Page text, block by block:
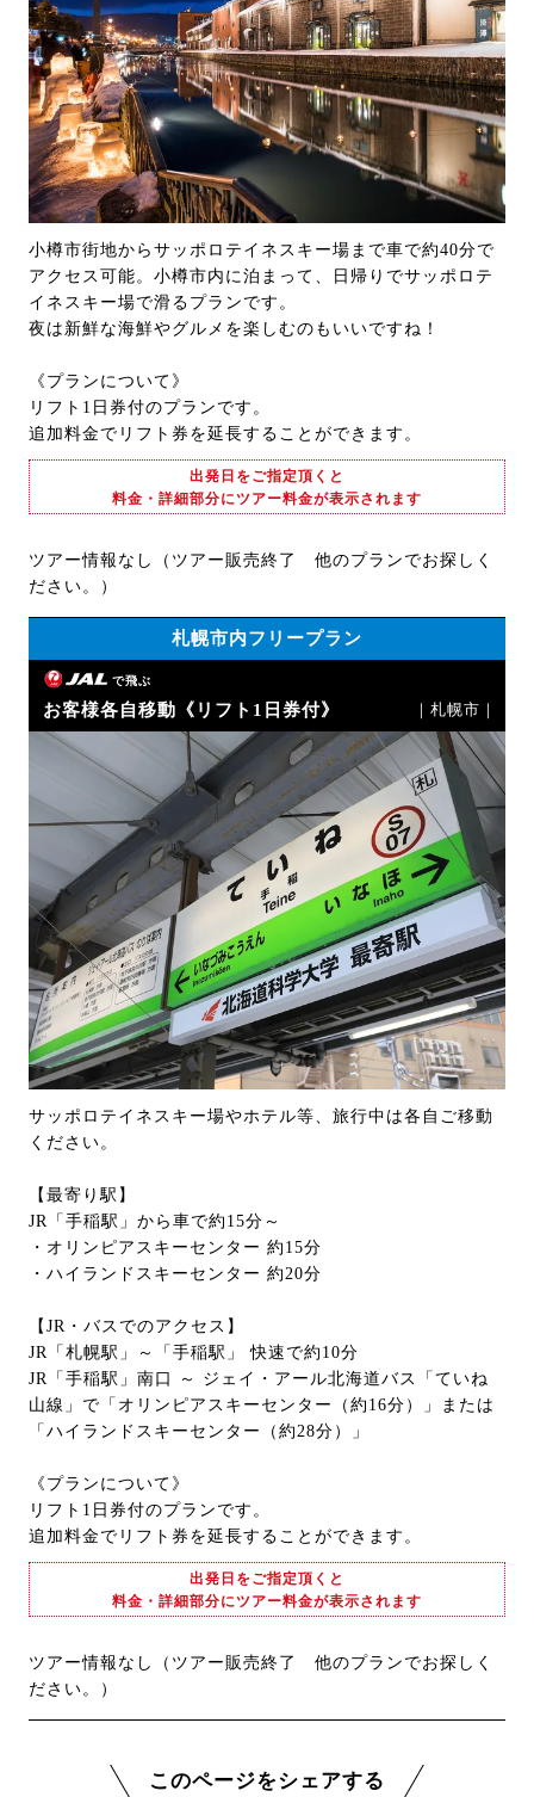
小樽市街地からサッポロテイネスキー場まで車で約40分で
アクセス可能。小樽市内に泊まって、日帰りでサッポロテ
イネスキー場で滑るプランです。
夜は新鮮な海鮮やグルメを楽しむのもいいですね！
《プランについて》
リフト1日券付のプランです。
追加料金でリフト券を延長することができます。
出発日をご指定頂くと
料金・詳細部分にツアー料金が表示されます
ツアー情報なし（ツアー販売終了 他のプランでお探しく
ださい。）
札幌市内フリープラン
で飛ぶ
お客様各自移動《リフト1日券付》 ｜札幌市｜
サッポロテイネスキー場やホテル等、旅行中は各自ご移動
ください。
【最寄り駅】
JR「手稲駅」から車で約15分～
・オリンピアスキーセンター 約15分
・ハイランドスキーセンター 約20分
【JR・バスでのアクセス】
JR「札幌駅」～「手稲駅」 快速で約10分
JR「手稲駅」南口 ～ ジェイ・アール北海道バス「ていね
山線」で「オリンピアスキーセンター（約16分）」または
「ハイランドスキーセンター（約28分）」
《プランについて》
リフト1日券付のプランです。
追加料金でリフト券を延長することができます。
出発日をご指定頂くと
料金・詳細部分にツアー料金が表示されます
ツアー情報なし（ツアー販売終了 他のプランでお探しく
ださい。）
このページをシェアする